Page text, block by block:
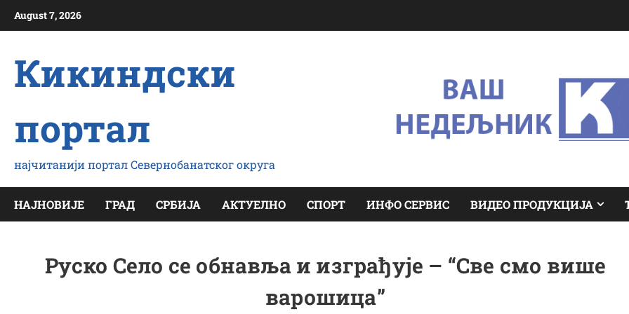
August 7, 2026
Кикиндски
портал
најчитанији портал Севернобанатског округа
НАЈНОВИЈЕ ГРАД СРБИЈА АКТУЕЛНО СПОРТ ИНФО СЕРВИС ВИДЕО ПРОДУКЦИЈА
Руско Село се обнавља и изграђује – “Све смо више
варошица”